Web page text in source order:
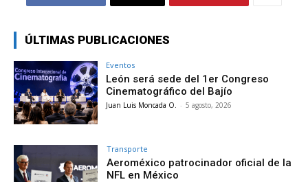
ÚLTIMAS PUBLICACIONES
Eventos
León será sede del 1er Congreso
Cinematográfico del Bajío
Juan Luis Moncada O. - 5 agosto, 2026
Transporte
Aeroméxico patrocinador oficial de la
NFL en México